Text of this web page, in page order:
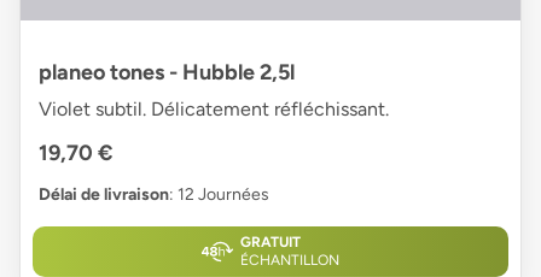
planeo tones - Hubble 2,5l
Violet subtil. Délicatement réfléchissant.
19,70 €
Délai de livraison: 12 Journées
GRATUIT
ÉCHANTILLON